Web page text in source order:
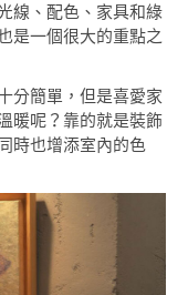
線、配色、家具和綠
是一個很大的重點之
分簡單，但是喜愛家
暖呢？靠的就是裝飾
時也增添室內的色